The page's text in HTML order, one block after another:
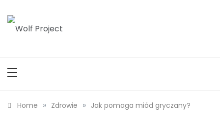
content
Home » Zdrowie » Jak pomaga miód gryczany?